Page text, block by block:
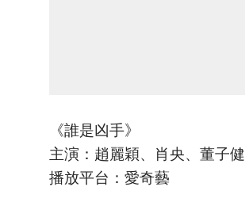
《誰是凶手》
主演：趙麗穎、肖央、董子健
播放平台：愛奇藝